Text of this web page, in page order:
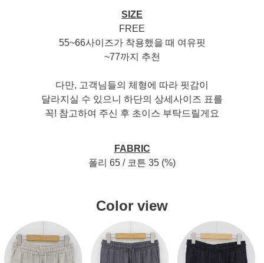
SIZE
FREE
55~66사이즈가 착용했을 때 여유핏
~77까지 추천
다만, 고객님들의 체형에 따라 핏감이
달라지실 수 있으니 하단의 상세사이즈 표를
꼭! 참고하여 주신 후 초이스 부탁드릴게요
FABRIC
폴리 65 / 코튼 35 (%)
Color view